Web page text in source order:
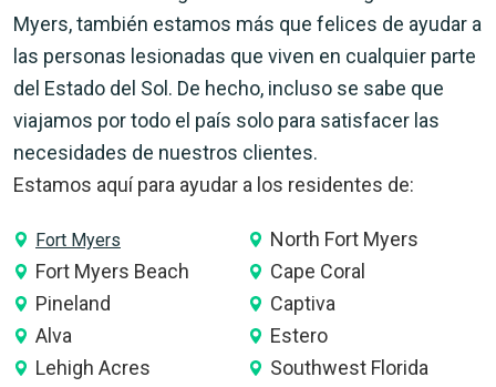
Myers, también estamos más que felices de ayudar a
las personas lesionadas que viven en cualquier parte
del Estado del Sol. De hecho, incluso se sabe que
viajamos por todo el país solo para satisfacer las
necesidades de nuestros clientes.
Estamos aquí para ayudar a los residentes de:
Fort Myers
North Fort Myers
Fort Myers Beach
Cape Coral
Pineland
Captiva
Alva
Estero
Lehigh Acres
Southwest Florida